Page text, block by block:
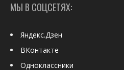
МЫ В СОЦСЕТЯХ:
Яндекс.Дзен
ВКонтакте
Одноклассники